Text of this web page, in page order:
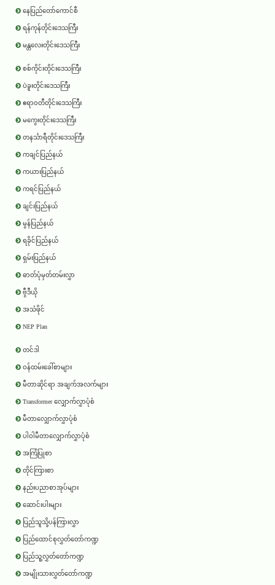
နေပြည်တော်ကောင်စီ
ရန်ကုန်တိုင်းဒေသကြီး
မန္တလေးတိုင်းဒေသကြီး
စစ်ကိုင်းတိုင်းဒေသကြီး
ပဲခူးတိုင်းဒေသကြီး
ဧရာ၀တီတိုင်းဒေသကြီး
မကွေးတိုင်းဒေသကြီး
တနင်္သာရီတိုင်းဒေသကြီး
ကချင်ပြည်နယ်
ကယားပြည်နယ်
ကရင်ပြည်နယ်
ချင်းပြည်နယ်
မွန်ပြည်နယ်
ရခိုင်ပြည်နယ်
ရှမ်းပြည်နယ်
ဓာတ်ပုံမှတ်တမ်းလွှာ
ဗွီဒီယို
အသံဖိုင်
NEP Plan
တင်ဒါ
ဝန်ထမ်းခေါ်စာများ
မီတာဆိုင်ရာ အချက်အလက်များ
Transformer လျှောက်လွှာပုံစံ
မီတာလျှောက်လွှာပုံစံ
ပါဝါမီတာလျှောက်လွှာပုံစံ
အကြံပြုစာ
တိုင်ကြားစာ
နည်းပညာစာအုပ်များ
ဆောင်းပါးများ
ပြည်သူသို့ပန်ကြားလွှာ
ပြည်ထောင်စုလွှတ်တော်ကဏ္ဍ
ပြည်သူ့လွှတ်တော်ကဏ္ဍ
အမျိုးသားလွှတ်တော်ကဏ္ဍ